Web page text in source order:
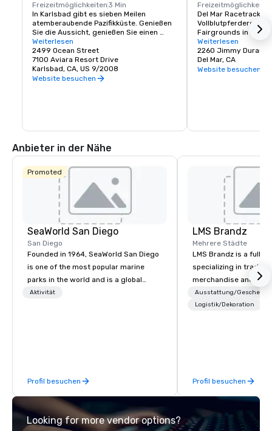
Freizeitmöglichkeiten 3 Min
In Karlsbad gibt es sieben Meilen
atemberaubende Pazifikküste. Genießen
Sie die Aussicht, genießen Sie einen
entspannten Tag im Sand oder
schlendern Sie am Meer entlang, um die
ultimative Landschaft von San Diego zu
genießen.
Weiterlesen
2499 Ocean Street
7100 Aviara Resort Drive
Karlsbad, CA, US 9/2008
Website besuchen
Freizeitmöglichkeiten
Del Mar Racetrack
Fairgrounds in der
Kalifornien. Es wird
Thoroughbred Club
bekannt für den
Meets The Turf“. Es
Weiterlesen
2260 Jimmy
Del Mar, CA
Website besuchen
Anbieter in der Nähe
Promoted
SeaWorld San Diego
San Diego
Founded in 1964, SeaWorld San Diego
is one of the most popular marine
parks in the world and is a global
leader in marine animal care and
Aktivität
Profil besuchen
LMS Brandz
Mehrere Städte
LMS Brandz is a full-
specializing in trade
merchandise and
booth giveaways and
to executive gifting,
years of industry
commitment to
smart, reliable
Ausstattung/Geschenke
Logistik/Dekoration
Profil besuchen
Looking for more vendor options?